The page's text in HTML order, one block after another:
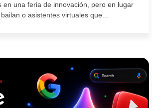
en una feria de innovación, pero en lugar
o asistentes virtuales que...